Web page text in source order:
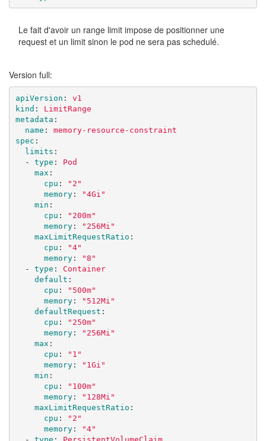
Le fait d'avoir un range limit impose de positionner une
request et un limit sinon le pod ne sera pas schedulé.
Version full:
apiVersion :
v1
kind :
LimitRange
metadata :
name :
memory-resource-constraint
spec :
limits :
-
type :
Pod
max :
cpu : " 2"
memory: "4Gi"
min :
cpu : " 200m"
memory: " 256Mi"
maxLimitRequestRatio :
cpu : "4"
memory: "8"
-
type :
Container
default :
cpu : " 500m"
memory: " 512Mi"
defaultRequest :
cpu : " 250m"
memory: " 256Mi"
max :
cpu : " 1"
memory: " 1Gi"
min :
cpu : " 100m"
memory: " 128Mi"
maxLimitRequestRatio :
cpu : " 2"
memory: "4"
-
type : PersistentVolumeClaim